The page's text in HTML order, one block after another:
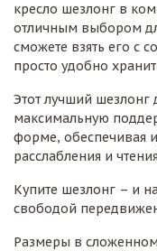
кресло шезлонг в
отличным выбором
сможете взять его с
просто удобно
Этот лучший шезлонг
максимальную
форме, обеспечивая
расслабления и
Купите шезлонг – и
свободой
Размеры в